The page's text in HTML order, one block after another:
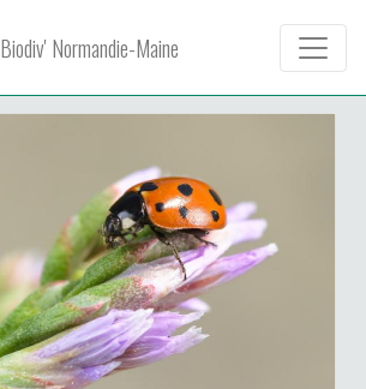
Biodiv' Normandie-Maine